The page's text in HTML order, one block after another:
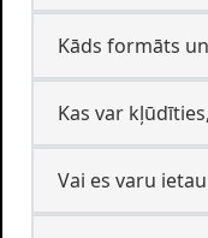
Kāds formāts
Kas var
Vai es varu